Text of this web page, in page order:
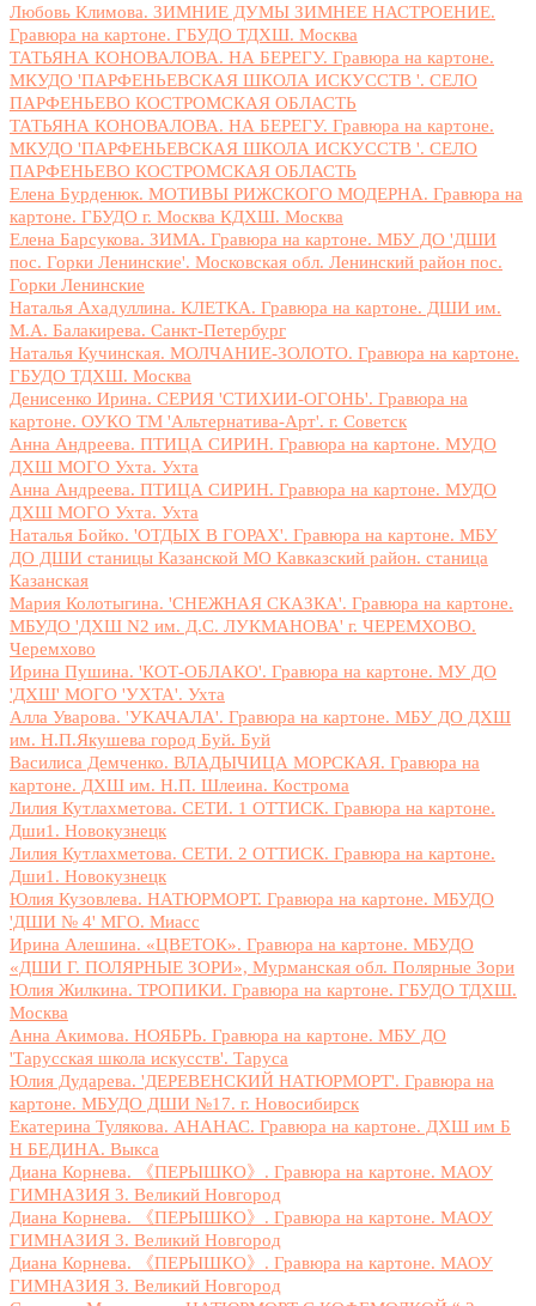
Любовь Климова. ЗИМНИЕ ДУМЫ ЗИМНЕЕ НАСТРОЕНИЕ.
Гравюра на картоне. ГБУДО ТДХШ. Москва
ТАТЬЯНА КОНОВАЛОВА. НА БЕРЕГУ. Гравюра на картоне.
МКУДО 'ПАРФЕНЬЕВСКАЯ ШКОЛА ИСКУССТВ '. СЕЛО
ПАРФЕНЬЕВО КОСТРОМСКАЯ ОБЛАСТЬ
ТАТЬЯНА КОНОВАЛОВА. НА БЕРЕГУ. Гравюра на картоне.
МКУДО 'ПАРФЕНЬЕВСКАЯ ШКОЛА ИСКУССТВ '. СЕЛО
ПАРФЕНЬЕВО КОСТРОМСКАЯ ОБЛАСТЬ
Елена Бурденюк. МОТИВЫ РИЖСКОГО МОДЕРНА. Гравюра на
картоне. ГБУДО г. Москва КДХШ. Москва
Елена Барсукова. ЗИМА. Гравюра на картоне. МБУ ДО 'ДШИ
пос. Горки Ленинские'. Московская обл. Ленинский район пос.
Горки Ленинские
Наталья Ахадуллина. КЛЕТКА. Гравюра на картоне. ДШИ им.
М.А. Балакирева. Санкт-Петербург
Наталья Кучинская. МОЛЧАНИЕ-ЗОЛОТО. Гравюра на картоне.
ГБУДО ТДХШ. Москва
Денисенко Ирина. СЕРИЯ 'СТИХИИ-ОГОНЬ'. Гравюра на
картоне. ОУКО ТМ 'Альтернатива-Арт'. г. Советск
Анна Андреева. ПТИЦА СИРИН. Гравюра на картоне. МУДО
ДХШ МОГО Ухта. Ухта
Анна Андреева. ПТИЦА СИРИН. Гравюра на картоне. МУДО
ДХШ МОГО Ухта. Ухта
Наталья Бойко. 'ОТДЫХ В ГОРАХ'. Гравюра на картоне. МБУ
ДО ДШИ станицы Казанской МО Кавказский район. станица
Казанская
Мария Колотыгина. 'СНЕЖНАЯ СКАЗКА'. Гравюра на картоне.
МБУДО 'ДХШ N2 им. Д.С. ЛУКМАНОВА' г. ЧЕРЕМХОВО.
Черемхово
Ирина Пушина. 'КОТ-ОБЛАКО'. Гравюра на картоне. МУ ДО
'ДХШ' МОГО 'УХТА'. Ухта
Алла Уварова. 'УКАЧАЛА'. Гравюра на картоне. МБУ ДО ДХШ
им. Н.П.Якушева город Буй. Буй
Василиса Демченко. ВЛАДЫЧИЦА МОРСКАЯ. Гравюра на
картоне. ДХШ им. Н.П. Шлеина. Кострома
Лилия Кутлахметова. СЕТИ. 1 ОТТИСК. Гравюра на картоне.
Дши1. Новокузнецк
Лилия Кутлахметова. СЕТИ. 2 ОТТИСК. Гравюра на картоне.
Дши1. Новокузнецк
Юлия Кузовлева. НАТЮРМОРТ. Гравюра на картоне. МБУДО
'ДШИ № 4' МГО. Миасс
Ирина Алешина. «ЦВЕТОК». Гравюра на картоне. МБУДО
«ДШИ Г. ПОЛЯРНЫЕ ЗОРИ», Мурманская обл. Полярные Зори
Юлия Жилкина. ТРОПИКИ. Гравюра на картоне. ГБУДО ТДХШ.
Москва
Анна Акимова. НОЯБРЬ. Гравюра на картоне. МБУ ДО
'Тарусская школа искусств'. Таруса
Юлия Дударева. 'ДЕРЕВЕНСКИЙ НАТЮРМОРТ'. Гравюра на
картоне. МБУДО ДШИ №17. г. Новосибирск
Екатерина Тулякова. АНАНАС. Гравюра на картоне. ДХШ им Б
Н БЕДИНА. Выкса
Диана Корнева. 《ПЕРЫШКО》. Гравюра на картоне. МАОУ
ГИМНАЗИЯ 3. Великий Новгород
Диана Корнева. 《ПЕРЫШКО》. Гравюра на картоне. МАОУ
ГИМНАЗИЯ 3. Великий Новгород
Диана Корнева. 《ПЕРЫШКО》. Гравюра на картоне. МАОУ
ГИМНАЗИЯ 3. Великий Новгород